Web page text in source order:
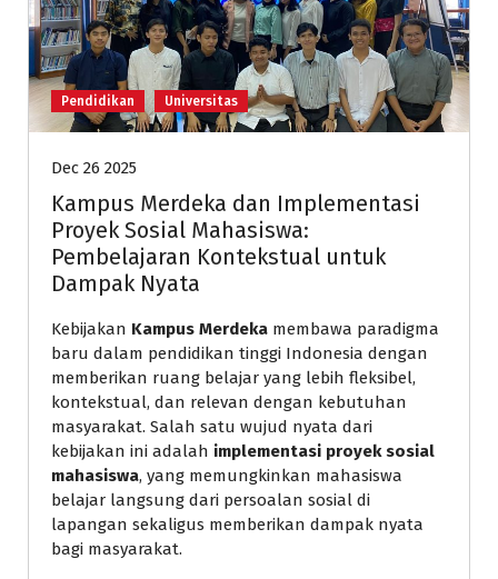
Pendidikan Universitas
Dec 26 2025
Kampus Merdeka dan Implementasi
Proyek Sosial Mahasiswa:
Pembelajaran Kontekstual untuk
Dampak Nyata
Kebijakan Kampus Merdeka membawa paradigma
baru dalam pendidikan tinggi Indonesia dengan
memberikan ruang belajar yang lebih fleksibel,
kontekstual, dan relevan dengan kebutuhan
masyarakat. Salah satu wujud nyata dari
kebijakan ini adalah implementasi proyek sosial
mahasiswa, yang memungkinkan mahasiswa
belajar langsung dari persoalan sosial di
lapangan sekaligus memberikan dampak nyata
bagi masyarakat.